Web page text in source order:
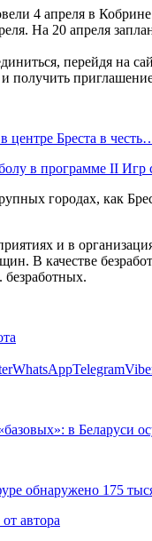
4 апреля в
На 20 апреля
перейдя на
получить
центре Бреста в
в программе II
городах, как
и в
В качестве
безработных.
WhatsAppTelegram
в Беларуси
обнаружено 175
автора